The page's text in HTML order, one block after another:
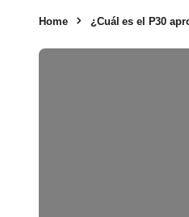
Home ¿Cuál es el P30